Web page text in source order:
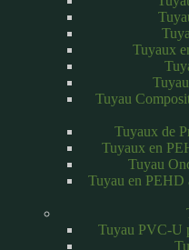
Tuyaux
Tuyau
Tuyaux de
Tuyaux en
Tuyau
Tuyau en PEHD
Tuyau PVC-U